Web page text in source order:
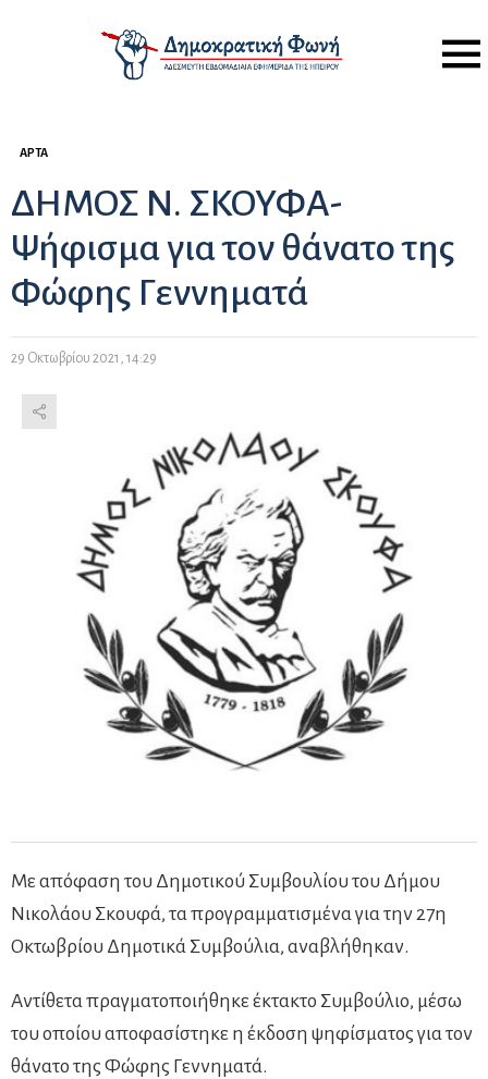
Menu
ΆΡΤΑ
ΔΗΜΟΣ Ν. ΣΚΟΥΦΑ-
Ψήφισμα για τον θάνατο της
Φώφης Γεννηματά
29 Οκτωβρίου 2021, 14:29
Με απόφαση του Δημοτικού Συμβουλίου του Δήμου
Νικολάου Σκουφά, τα προγραμματισμένα για την 27η
Οκτωβρίου Δημοτικά Συμβούλια, αναβλήθηκαν.
Αντίθετα πραγματοποιήθηκε έκτακτο Συμβούλιο, μέσω
του οποίου αποφασίστηκε η έκδοση ψηφίσματος για τον
θάνατο της Φώφης Γεννηματά.